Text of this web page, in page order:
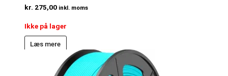
kr. 275,00 inkl. moms
Ikke på lager
Læs mere